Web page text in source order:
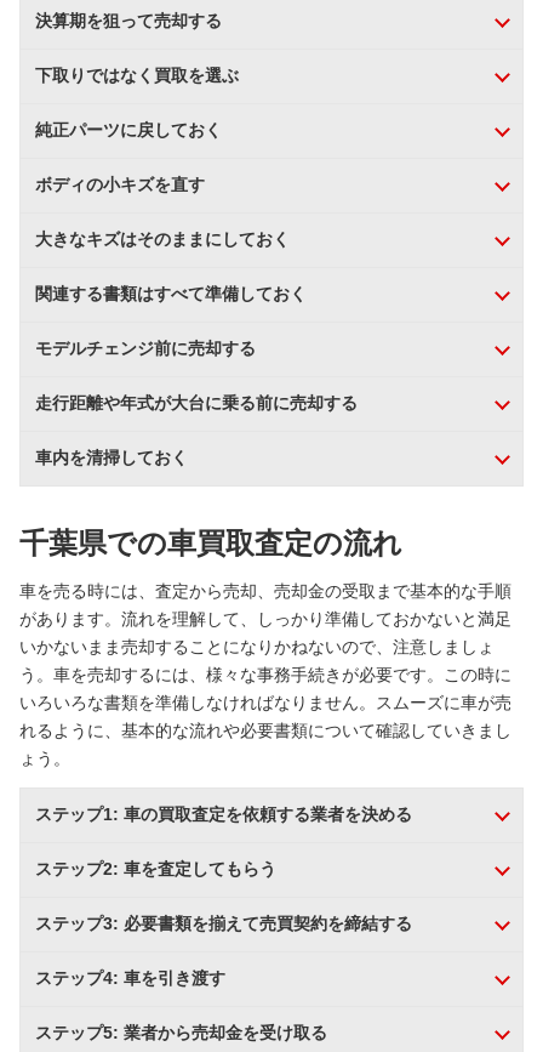
決算期を狙って売却する
下取りではなく買取を選ぶ
純正パーツに戻しておく
ボディの小キズを直す
大きなキズはそのままにしておく
関連する書類はすべて準備しておく
モデルチェンジ前に売却する
走行距離や年式が大台に乗る前に売却する
車内を清掃しておく
千葉県での車買取査定の流れ
車を売る時には、査定から売却、売却金の受取まで基本的な手順
があります。流れを理解して、しっかり準備しておかないと満足
いかないまま売却することになりかねないので、注意しましょ
う。車を売却するには、様々な事務手続きが必要です。この時に
いろいろな書類を準備しなければなりません。スムーズに車が売
れるように、基本的な流れや必要書類について確認していきまし
ょう。
ステップ1: 車の買取査定を依頼する業者を決める
ステップ2: 車を査定してもらう
ステップ3: 必要書類を揃えて売買契約を締結する
ステップ4: 車を引き渡す
ステップ5: 業者から売却金を受け取る